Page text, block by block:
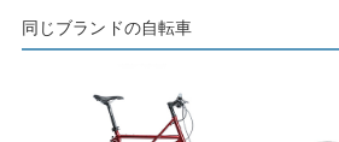
同じブランドの自転車